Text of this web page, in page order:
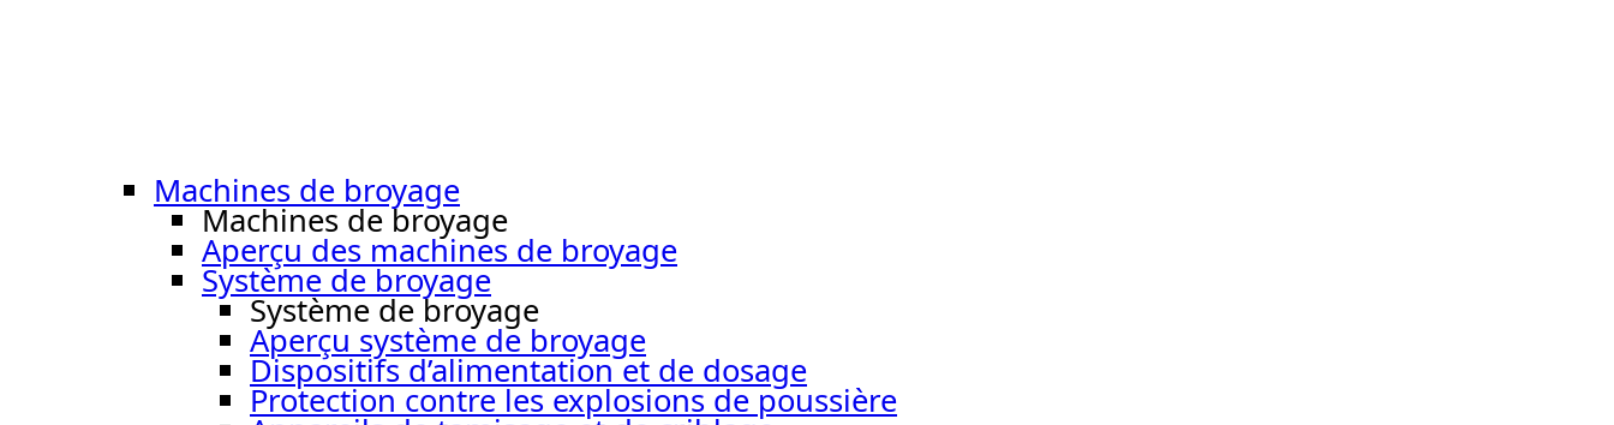
Machines de broyage
Machines de broyage
Aperçu des machines de broyage
Système de broyage
Système de broyage
Aperçu système de broyage
Dispositifs d’alimentation et de dosage
Protection contre les explosions de poussière